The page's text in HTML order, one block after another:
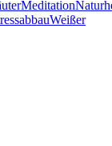
Meditation
Weißer